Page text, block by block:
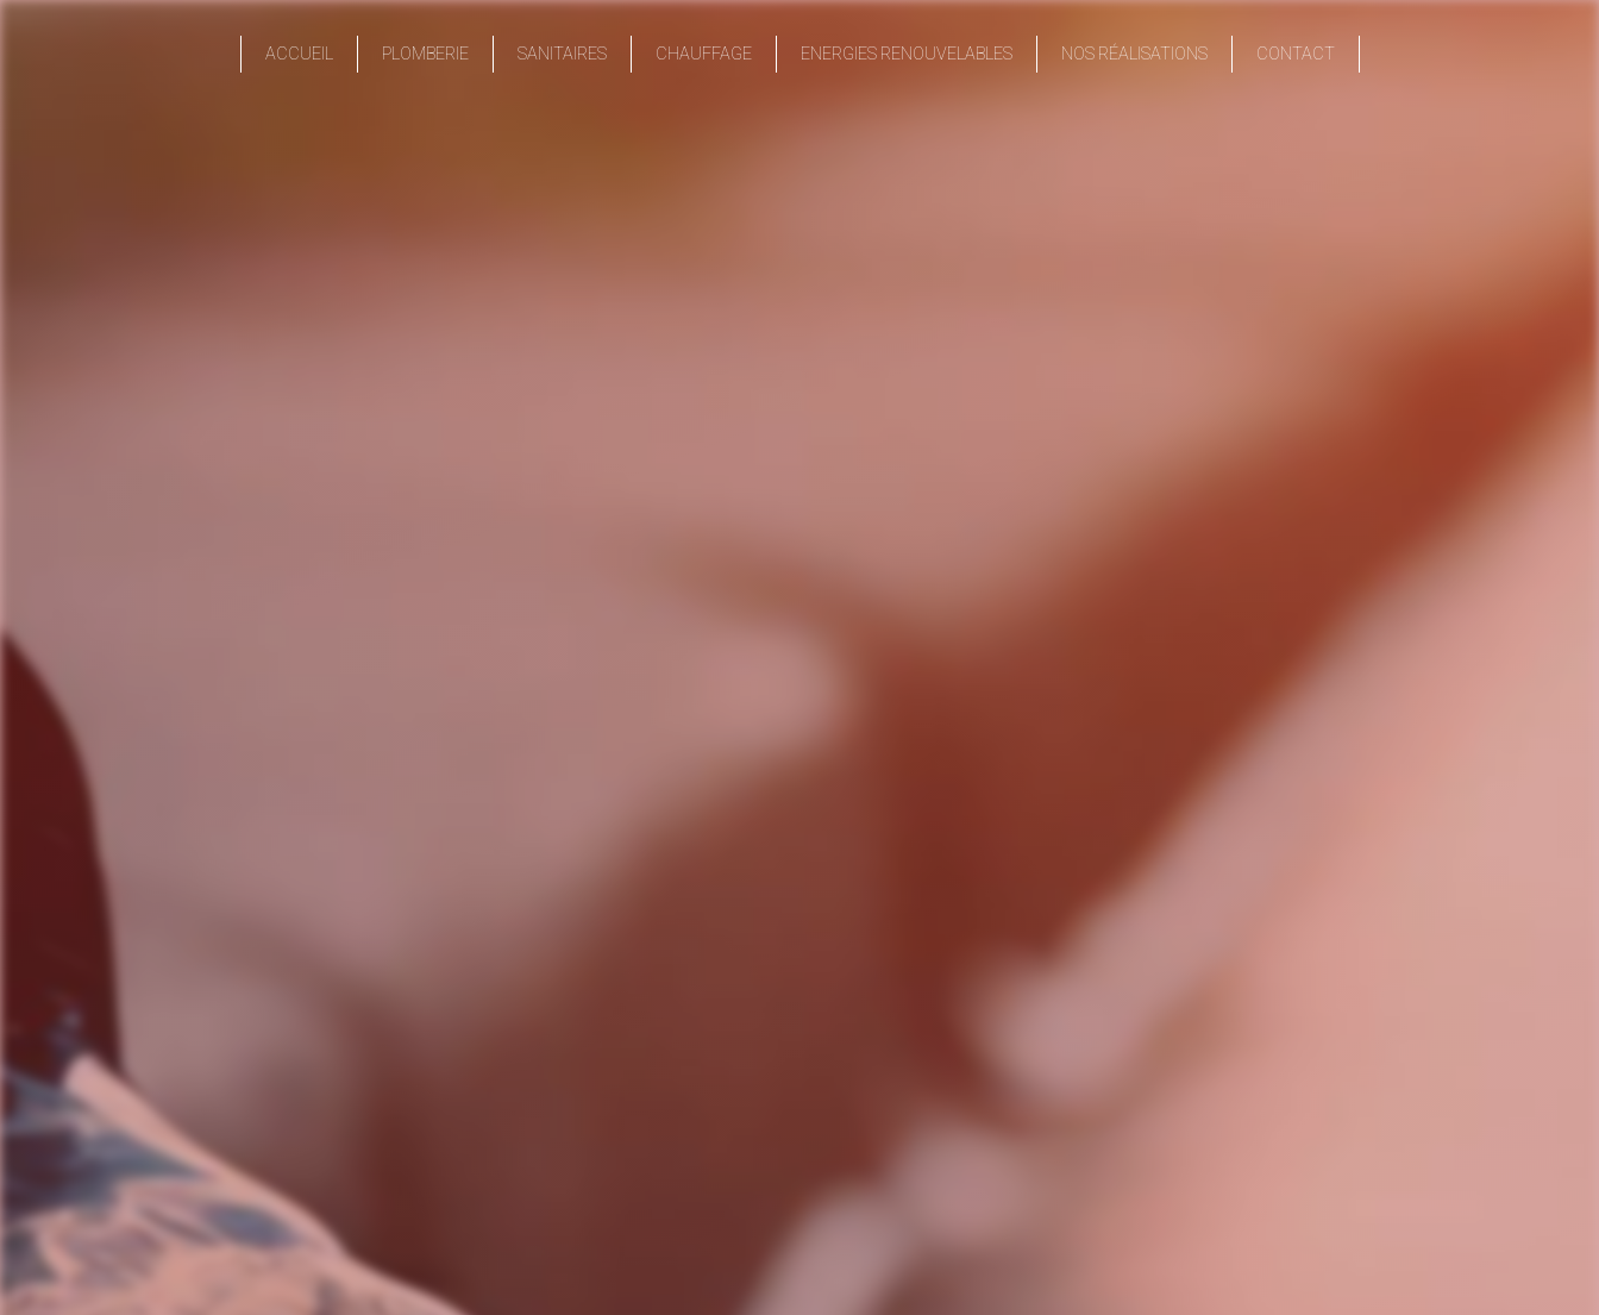
ACCUEIL PLOMBERIE SANITAIRES CHAUFFAGE ENERGIES RENOUVELABLES NOS RÉALISATIONS CONTACT